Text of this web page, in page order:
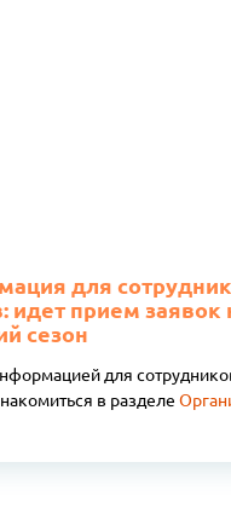
для
идет прием заявок
сезон
для
в разделе